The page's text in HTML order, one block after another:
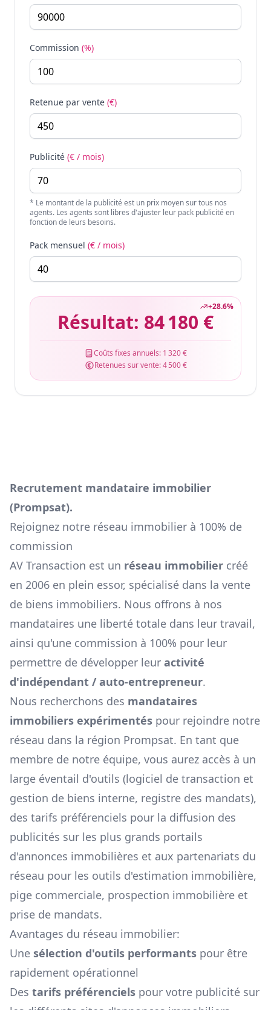
Commission (%)
Retenue par vente (€)
Publicité (€ / mois)
* Le montant de la publicité est un prix moyen sur tous nos
agents. Les agents sont libres d'ajuster leur pack publicité en
fonction de leurs besoins.
Pack mensuel (€ / mois)
+28.6%
Résultat: 84 180 €
Coûts fixes annuels: 1 320 €
Retenues sur vente:4 500 €
Recrutement mandataire immobilier
(Prompsat).
Rejoignez notre réseau immobilier à 100% de
commission
AV Transaction est un réseau immobilier créé
en 2006 en plein essor, spécialisé dans la vente
de biens immobiliers. Nous offrons à nos
mandataires une liberté totale dans leur travail,
ainsi qu'une commission à 100% pour leur
permettre de développer leur activité
d'indépendant / auto-entrepreneur.
Nous recherchons des mandataires
immobiliers expérimentés pour rejoindre notre
réseau dans la région Prompsat. En tant que
membre de notre équipe, vous aurez accès à un
large éventail d'outils (logiciel de transaction et
gestion de biens interne, registre des mandats),
des tarifs préférenciels pour la diffusion des
publicités sur les plus grands portails
d'annonces immobilières et aux partenariats du
réseau pour les outils d'estimation immobilière,
pige commerciale, prospection immobilière et
prise de mandats.
Avantages du réseau immobilier:
Une sélection d'outils performants pour être
rapidement opérationnel
Des tarifs préférenciels pour votre publicité sur